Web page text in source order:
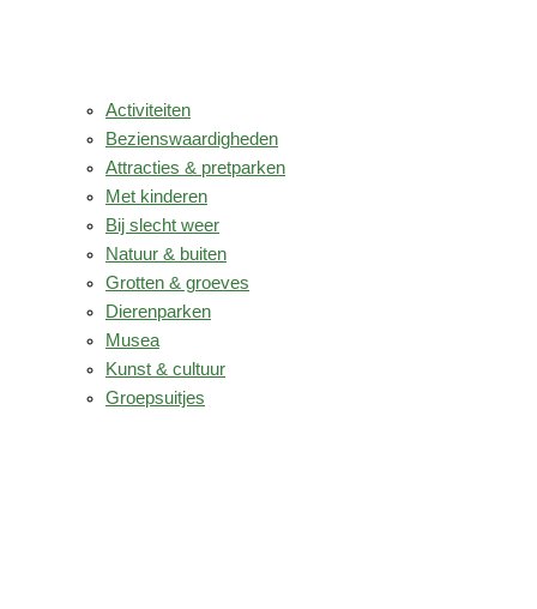
Activiteiten
Bezienswaardigheden
Attracties & pretparken
Met kinderen
Bij slecht weer
Natuur & buiten
Grotten & groeves
Dierenparken
Musea
Kunst & cultuur
Groepsuitjes